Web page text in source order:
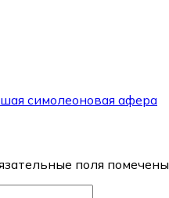
симолеоновая афера
поля помечены